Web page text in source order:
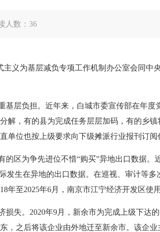
人数： 36
为基层减负专项工作机制办公室会同中
层负担。近年来，白城市委宣传部在年度
解，有的县为完成任务层层加码，有的乡
单位也按上级要求向下级摊派行业报刊订
为争先进位不惜“购买”异地出口数据。
发生在异地的出口数据。在巡视、审计等
年至2025年6月，南京市江宁经济开发区使
。2020年9月，新余市为完成上级下达
，之后将该企业由外地迁至新余市。该企